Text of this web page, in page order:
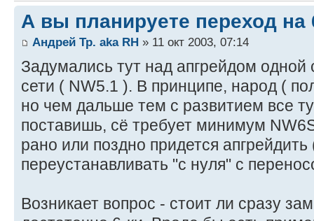
А вы планируете переход на
Андрей Тр. aka RH » 11 окт 2003, 07:14
Задумались тут над апгрейдом
сети ( NW5.1 ). В принципе, народ (
но чем дальше тем с развитием все
поставишь, сё требует минимум
рано или поздно придется апгрейдить
переустанавливать "с нуля" с
Возникает вопрос - стоит ли сразу